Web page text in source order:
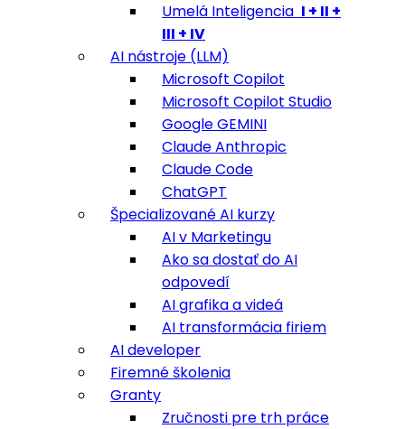
Umelá Inteligencia I + II +
III + IV
AI nástroje (LLM)
Microsoft Copilot
Microsoft Copilot Studio
Google GEMINI
Claude Anthropic
Claude Code
ChatGPT
Špecializované AI kurzy
AI v Marketingu
Ako sa dostať do AI
odpovedí
AI grafika a videá
AI transformácia firiem
AI developer
Firemné školenia
Granty
Zručnosti pre trh práce